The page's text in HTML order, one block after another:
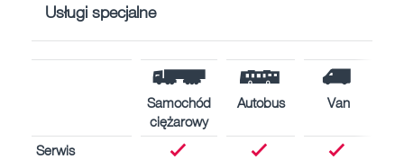
Usługi specjalne
Samochód
ciężarowy
Autobus Van
Serwis